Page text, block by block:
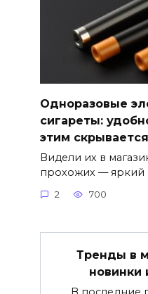
Одноразовые
сигареты:
этим
Видели их в
прохожих — яркий
2 700
Тренды в
новинки